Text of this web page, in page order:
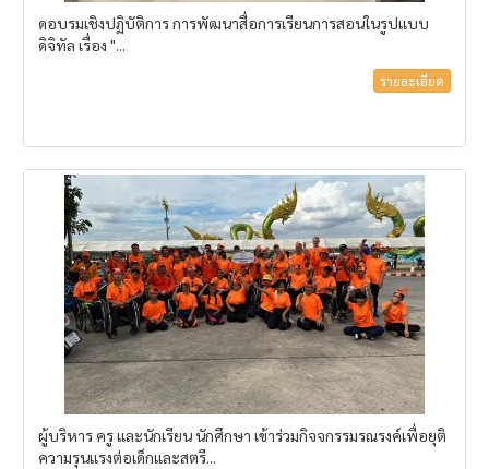
ดอบรมเชิงปฏิบัติการ การพัฒนาสื่อการเรียนการสอนในรูปแบบ
ดิจิทัล เรื่อง "...
รายละเอียด
ผู้บริหาร ครู และนักเรียน นักศึกษา เข้าร่วมกิจจกรรมรณรงค์เพื่อยุติ
ความรุนแรงต่อเด็กและสตรี...